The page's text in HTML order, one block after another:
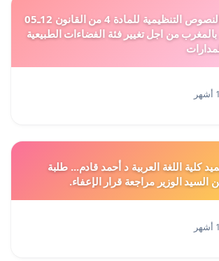
دعم ملف تفعيل النصوص التنظيمية للمادة 4 من القانون 12ـ05
من اجل تغيير فئة الفضاءات الطبيعية
كلية اللغة العربية د أحمد قادم... طلبة
السيد الوزير مراجعة قرار الإعفاء.